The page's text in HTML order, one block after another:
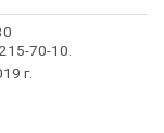
70-10.
г.